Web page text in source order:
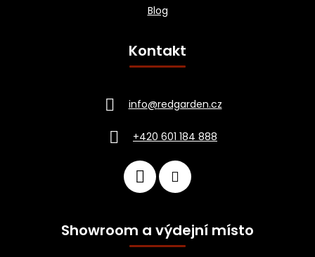
Blog
Kontakt
info@redgarden.cz
+420 601 184 888
Showroom a výdejní místo